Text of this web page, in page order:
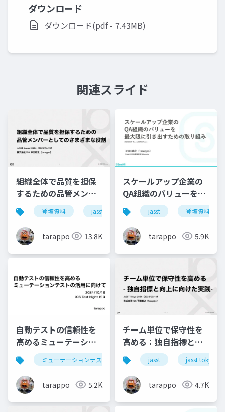
ダウンロード
ダウンロード(pdf - 7.43MB)
関連スライド
組織全体で品質を担保
するための品管メンバ
ーとしてのさまざまな
役割
登壇資料 jasst jasst kansai qa
tarappo 13.8K
スケールアップ企業の
QA組織のバリューを最
大限に引き出すための
取り組み
jasst 登壇資料
tarappo 5.9K
自動テストの信頼性を
高めるミューテーショ
ンテストの活用に向け
て
ミューテーションテスト ios 自動テスト
tarappo 5.2K
チーム単位で保守性を
高める：独自指標と向
上にむけた実践
jasst jasst tokyo
tarappo 4.7K